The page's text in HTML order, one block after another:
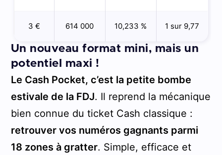
3 € 614 000 10,233 % 1 sur 9,77
Un nouveau format mini, mais un
potentiel maxi !
Le Cash Pocket, c’est la petite bombe
estivale de la FDJ. Il reprend la mécanique
bien connue du ticket Cash classique :
retrouver vos numéros gagnants parmi
18 zones à gratter. Simple, efficace et